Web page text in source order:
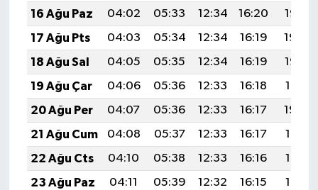
16 Ağu Paz
04:02 05:33 12:34 16:20
19:25
17 Ağu Pts
04:03 05:34 12:34 16:19
19:24
18 Ağu Sal
04:05 05:35 12:34 16:19
19:22
19 Ağu Çar
04:06 05:36 12:33 16:18
19:21
20 Ağu Per
04:07 05:36 12:33 16:17
19:20
21 Ağu Cum
04:08 05:37 12:33 16:17
19:18
22 Ağu Cts
04:10 05:38 12:33 16:16
19:17
23 Ağu Paz
04:11 05:39 12:32 16:15
19:16